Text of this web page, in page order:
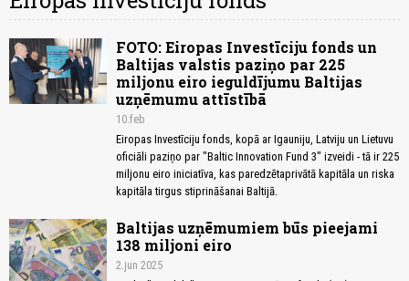
FOTO: Eiropas Investīciju fonds un
Baltijas valstis paziņo par 225
miljonu eiro ieguldījumu Baltijas
uzņēmumu attīstībā
10.feb
Eiropas Investīciju fonds, kopā ar Igauniju, Latviju un Lietuvu
oficiāli paziņo par "Baltic Innovation Fund 3" izveidi - tā ir 225
miljonu eiro iniciatīva, kas paredzētaprivātā kapitāla un riska
kapitāla tirgus stiprināšanai Baltijā.
Baltijas uzņēmumiem būs pieejami
138 miljoni eiro
2.jun 2025